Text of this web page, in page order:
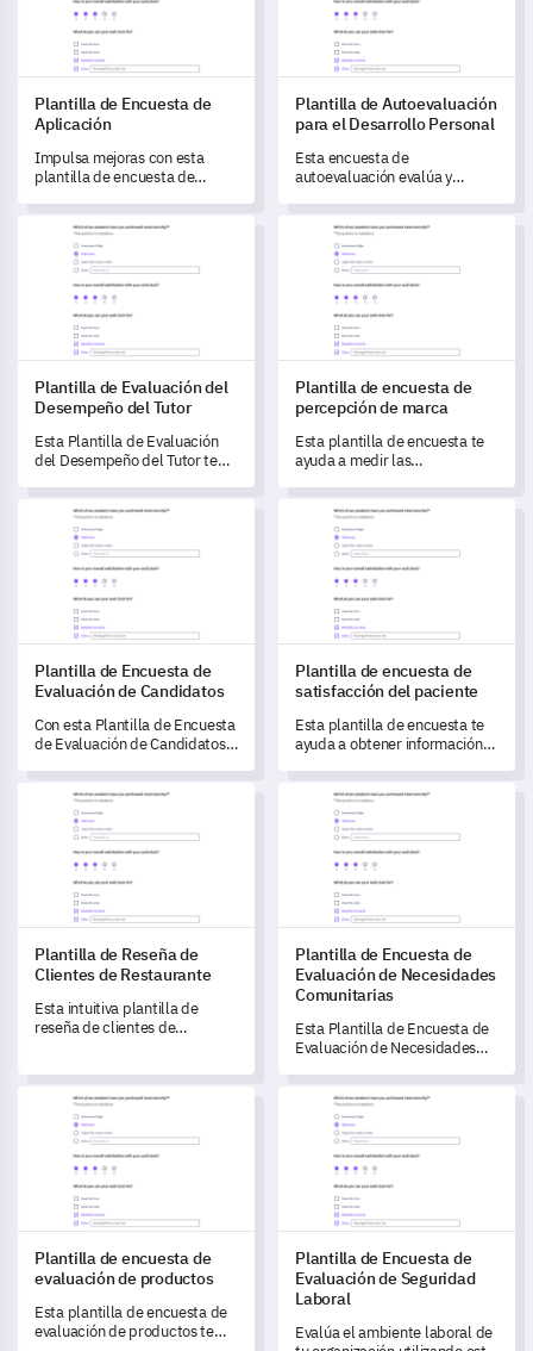
Plantilla de Encuesta de
Aplicación
Impulsa mejoras con esta
plantilla de encuesta de
desbloqueando valiosos
comentarios de los usuarios
para mejorar su experiencia.
Plantilla de Autoevaluación
para el Desarrollo Personal
Esta encuesta de
autoevaluación evalúa y
actuales, habilidades y áreas
que necesitan mejora,
ayudando en la
transformación del desarrollo
personal.
Plantilla de Evaluación del Desempeño del Tutor
Plantilla de Evaluación del
Desempeño del Tutor
Esta Plantilla de Evaluación
del Desempeño del Tutor te
eficacia de tu tutor,
desbloqueando mejores
resultados para los
estudiantes.
Plantilla de encuesta de
Plantilla de encuesta de
percepción de marca
Esta plantilla de encuesta te
ayuda a medir las
sobre tu marca y obtener
información clave para
impulsar mejoras en la marca.
Plantilla de Encuesta de Evaluación de Candidatos
Plantilla de Encuesta de
Evaluación de Candidatos
Con esta Plantilla de Encuesta
de Evaluación de Candidatos,
efectiva las competencias,
intereses y calificaciones de
los candidatos potenciales.
Plantilla de encuesta de
Plantilla de encuesta de
satisfacción del paciente
Esta plantilla de encuesta te
ayuda a obtener información
del paciente, impulsando
mejoras en los servicios de
salud.
Plantilla de Reseña de Clientes de Restaurante
Plantilla de Reseña de
Clientes de Restaurante
Esta intuitiva plantilla de
reseña de clientes de
sobre las experiencias de tus
comensales, ayudándote a
planificar e implementar
mejoras.
Plantilla de Encuesta de
Plantilla de Encuesta de
Evaluación de Necesidades
Comunitarias
Esta Plantilla de Encuesta de
Evaluación de Necesidades
medir y entender las
necesidades de la comunidad
y la percepción de los
servicios.
Plantilla de encuesta de evaluación de productos
Plantilla de encuesta de
evaluación de productos
Esta plantilla de encuesta de
evaluación de productos te
Plantilla de Encuesta de
Plantilla de Encuesta de
Evaluación de Seguridad
Laboral
Evalúa el ambiente laboral de